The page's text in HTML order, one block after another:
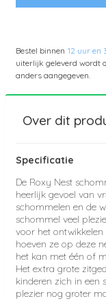
Bestel binnen 12 uur en
uiterlijk geleverd wordt
anders aangegeven.
Over dit
Specificatie
De Roxy Nest
heerlijk gevoel van
schommelen en de
schommel veel
voor het
hoeven ze op deze
het kan met één of
Het extra grote
kinderen zich in een
plezier nog groter